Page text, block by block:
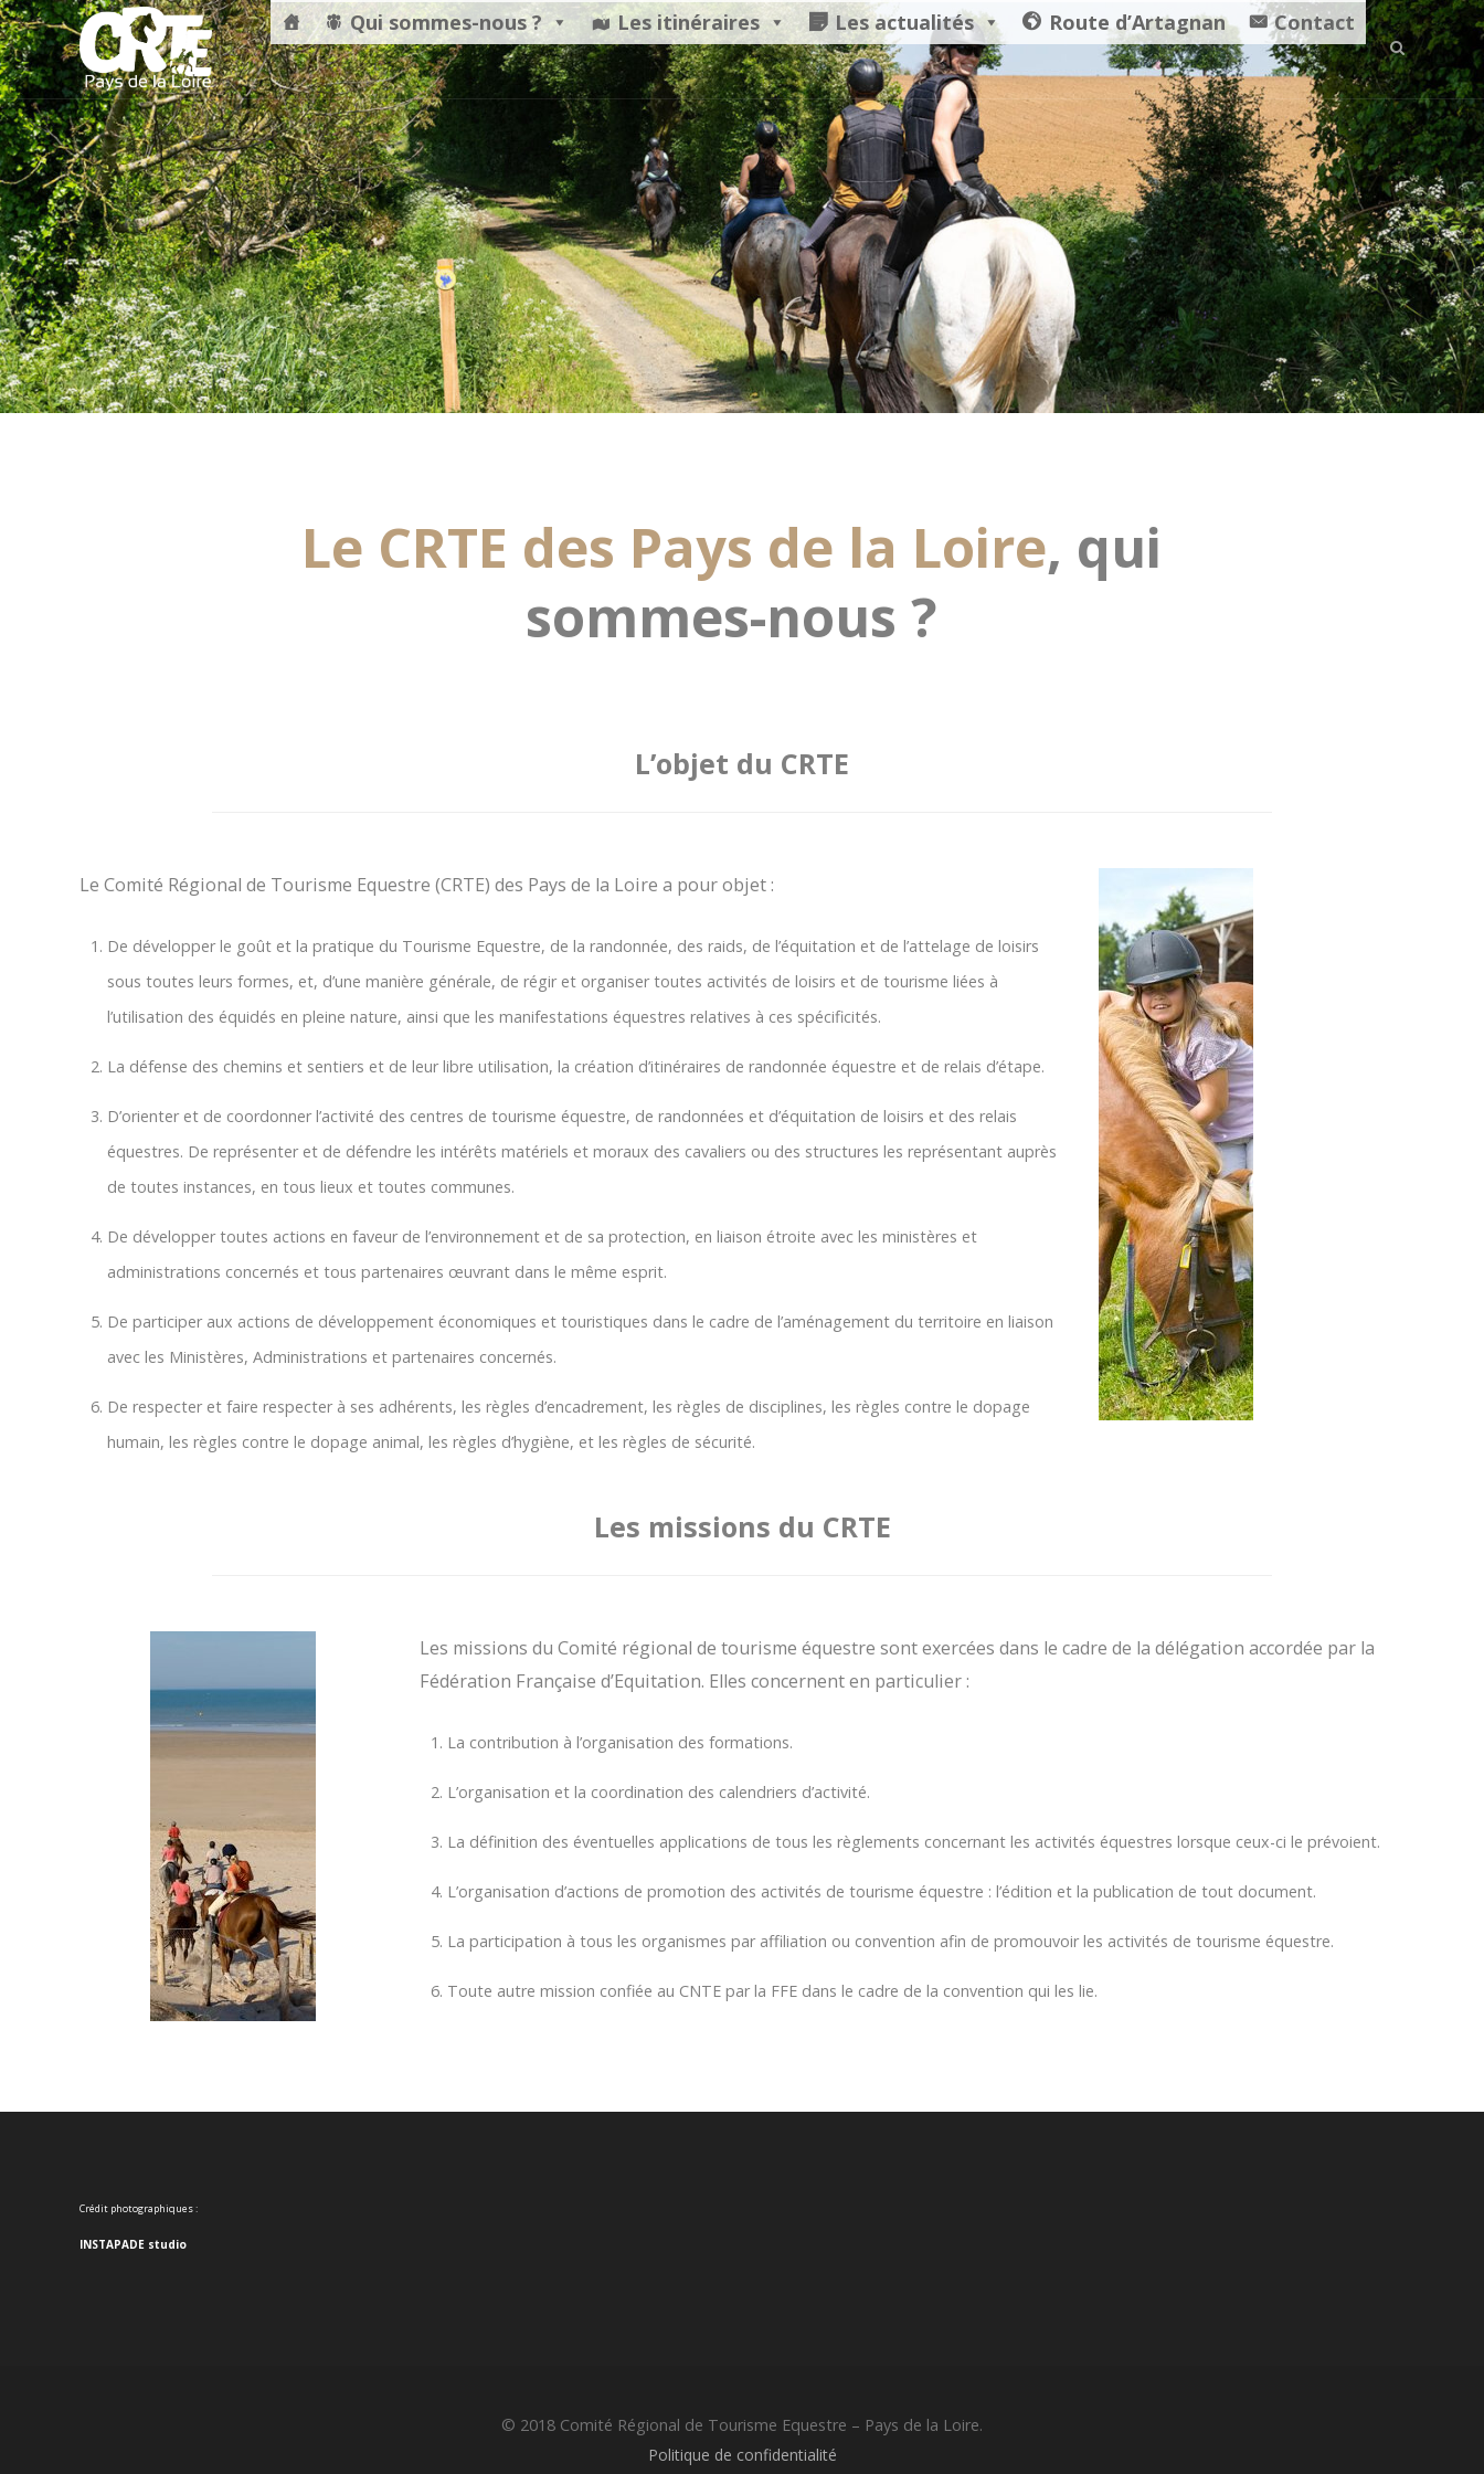
Qui sommes-nous ? Les itinéraires Les actualités Route d’Artagnan Contact
Le CRTE des Pays de la Loire, qui
sommes-nous ?
L’objet du CRTE
Le Comité Régional de Tourisme Equestre (CRTE) des Pays de la Loire a pour objet :
De développer le goût et la pratique du Tourisme Equestre, de la randonnée, des raids, de l’équitation et de l’attelage de loisirs
sous toutes leurs formes, et, d’une manière générale, de régir et organiser toutes activités de loisirs et de tourisme liées à
l’utilisation des équidés en pleine nature, ainsi que les manifestations équestres relatives à ces spécificités.
La défense des chemins et sentiers et de leur libre utilisation, la création d’itinéraires de randonnée équestre et de relais d’étape.
D’orienter et de coordonner l’activité des centres de tourisme équestre, de randonnées et d’équitation de loisirs et des relais
équestres. De représenter et de défendre les intérêts matériels et moraux des cavaliers ou des structures les représentant auprès
de toutes instances, en tous lieux et toutes communes.
De développer toutes actions en faveur de l’environnement et de sa protection, en liaison étroite avec les ministères et
administrations concernés et tous partenaires œuvrant dans le même esprit.
De participer aux actions de développement économiques et touristiques dans le cadre de l’aménagement du territoire en liaison
avec les Ministères, Administrations et partenaires concernés.
De respecter et faire respecter à ses adhérents, les règles d’encadrement, les règles de disciplines, les règles contre le dopage
humain, les règles contre le dopage animal, les règles d’hygiène, et les règles de sécurité.
Les missions du CRTE
Les missions du Comité régional de tourisme équestre sont exercées dans le cadre de la délégation accordée par la
Fédération Française d’Equitation. Elles concernent en particulier :
La contribution à l’organisation des formations.
L’organisation et la coordination des calendriers d’activité.
La définition des éventuelles applications de tous les règlements concernant les activités équestres lorsque ceux-ci le prévoient.
L’organisation d’actions de promotion des activités de tourisme équestre : l’édition et la publication de tout document.
La participation à tous les organismes par affiliation ou convention afin de promouvoir les activités de tourisme équestre.
Toute autre mission confiée au CNTE par la FFE dans le cadre de la convention qui les lie.
Crédit photographiques :
INSTAPADE studio
© 2018 Comité Régional de Tourisme Equestre – Pays de la Loire.
Politique de confidentialité